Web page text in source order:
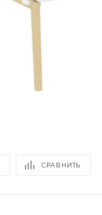
СРАВНИТЬ